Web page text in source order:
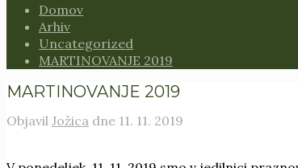
Domov
Arhiv
Uncategorized
MARTINOVANJE 2019
MARTINOVANJE 2019
Objavil Jožica dne 11. 11. 2019